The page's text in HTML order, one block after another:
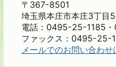
〒367-8501
埼玉県本庄市本庄3丁目
電話：0495-25-1185
ファックス：0495-25-
メールでのお問い合わせ